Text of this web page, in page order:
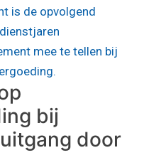
is de opvolgend
mee te tellen bij
bij
door